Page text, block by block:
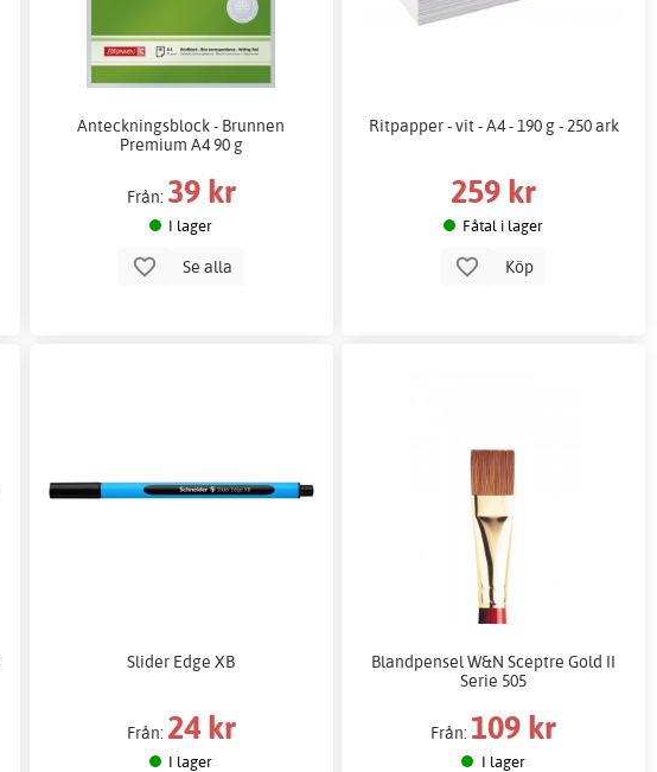
Anteckningsblock - Brunnen
Premium A4 90 g
Från: 39 kr
I lager
Se alla
Ritpapper - vit - A4 - 190 g - 250 ark
259 kr
Fåtal i lager
Köp
Slider Edge XB
Från: 24 kr
I lager
Blandpensel W&N Sceptre Gold II
Serie 505
Från: 109 kr
I lager